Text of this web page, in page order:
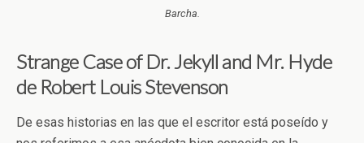
Barcha.
Strange Case of Dr. Jekyll and Mr. Hyde
de Robert Louis Stevenson
De esas historias en las que el escritor está poseído y